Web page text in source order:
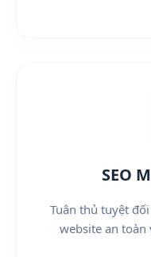
SEO
Tuân thủ tuyệt
website an